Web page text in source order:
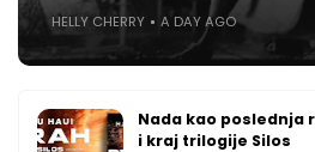
HELLY CHERRY A DAY AGO
Nada kao poslednja
i kraj trilogije Silos